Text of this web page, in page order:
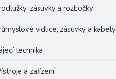
zásuvky a rozbočky
vidlice, zásuvky a kabely
technika
a zařízení